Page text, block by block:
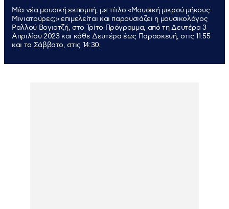
Μία νέα μουσική εκπομπή, με τίτλο «Μουσική μικρού μήκους-
Μινιατούρες;» επιμελείται και παρουσιάζει η μουσικολόγος
Ραλλού Βογιατζή, στο Τρίτο Πρόγραμμα, από τη Δευτέρα 3
Απριλίου 2023 και κάθε Δευτέρα έως Παρασκευή, στις 11:55
και το Σάββατο, στις 14:30.